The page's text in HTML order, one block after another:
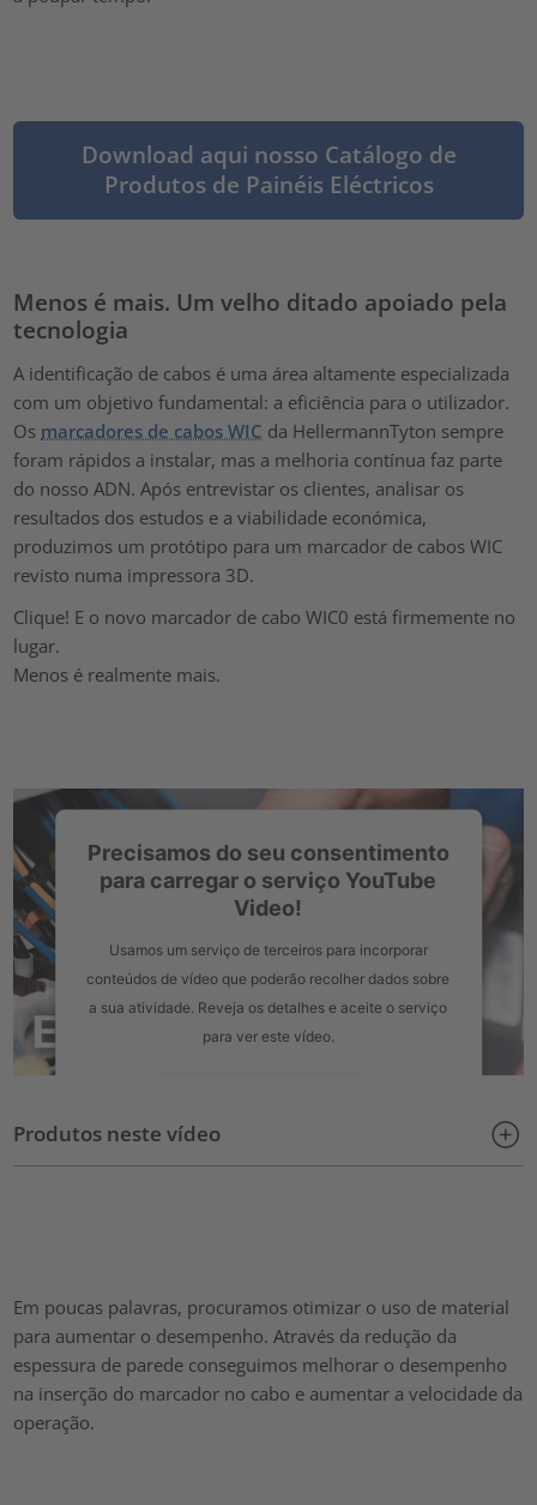
Download aqui nosso Catálogo de
Produtos de Painéis Eléctricos
Menos é mais. Um velho ditado apoiado pela
tecnologia
A identificação de cabos é uma área altamente especializada
com um objetivo fundamental: a eficiência para o utilizador.
Os marcadores de cabos WIC da HellermannTyton sempre
foram rápidos a instalar, mas a melhoria contínua faz parte
do nosso ADN. Após entrevistar os clientes, analisar os
resultados dos estudos e a viabilidade económica,
produzimos um protótipo para um marcador de cabos WIC
revisto numa impressora 3D.
Clique! E o novo marcador de cabo WIC0 está firmemente no
lugar.
Menos é realmente mais.
Precisamos do seu consentimento
para carregar o serviço YouTube
Video!
Usamos um serviço de terceiros para incorporar
conteúdos de vídeo que poderão recolher dados sobre
a sua atividade. Reveja os detalhes e aceite o serviço
para ver este vídeo.
Produtos neste vídeo
Em poucas palavras, procuramos otimizar o uso de material
para aumentar o desempenho. Através da redução da
espessura de parede conseguimos melhorar o desempenho
na inserção do marcador no cabo e aumentar a velocidade da
operação.